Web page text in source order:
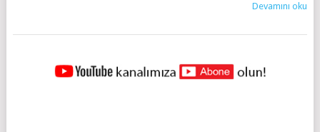
Devamını oku
YAZILAR